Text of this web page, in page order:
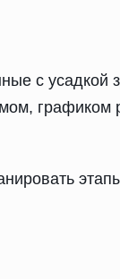
с усадкой
графиком